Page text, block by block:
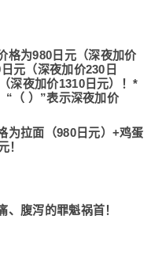
格为980日元（深夜加价
元（深夜加价230日
深夜加价1310日元）！*
“（ ）”表示深夜加价
为拉面（980日元）+鸡蛋
！
、腹泻的罪魁祸首！